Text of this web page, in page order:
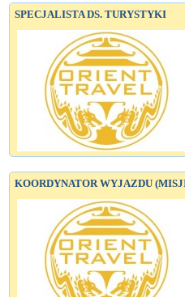
SPECJALISTA DS. TURYSTYKI
KOORDYNATOR WYJAZDU